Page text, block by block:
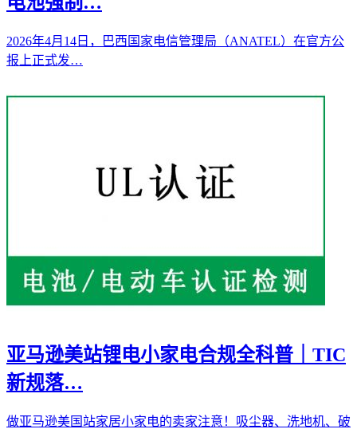
2026年4月14日，巴西国家电信管理局（ANATEL）在官方公
报上正式发…
亚马逊美站锂电小家电合规全科普｜TIC
新规落…
做亚马逊美国站家居小家电的卖家注意！吸尘器、洗地机、破